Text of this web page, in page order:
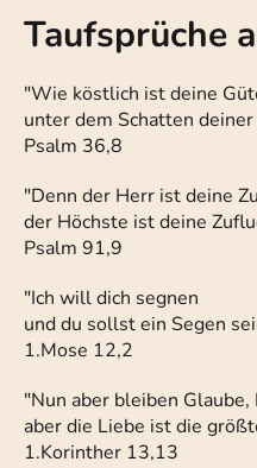
Taufsprüche
"Wie köstlich ist deine
unter dem Schatten
Psalm 36,8
"Denn der Herr ist deine
der Höchste ist deine
Psalm 91,9
"Ich will dich segnen
und du sollst ein Segen
1.Mose 12,2
"Nun aber bleiben
aber die Liebe ist die
1.Korinther 13,13